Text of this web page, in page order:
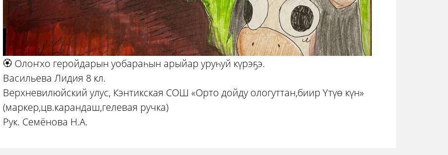
🏵 Олоҥхо геройдарын уобараһын арыйар уруһуй күрэҕэ.
Васильева Лидия 8 кл.
Верхневилюйский улус, Кэнтикская СОШ «Орто дойду ологуттан,биир Үтүө күн»
(маркер,цв.карандаш,гелевая ручка)
Рук. Семёнова Н.А.